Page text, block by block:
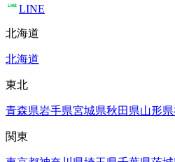
LINE
北海道
北海道
東北
青森県岩手県宮城県秋田県山形県
関東